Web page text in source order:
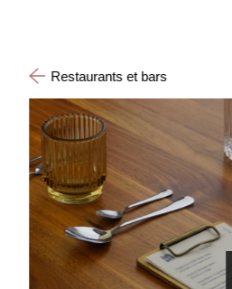
Restaurants et bars